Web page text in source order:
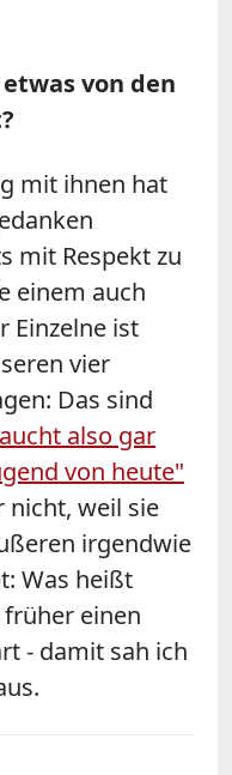
von den
mit ihnen hat
mit Respekt zu
einem auch
Einzelne ist
vier
Das sind
also gar
von heute"
nicht, weil sie
irgendwie
Was heißt
einen
- damit sah ich